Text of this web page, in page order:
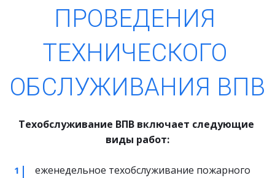
ПРОВЕДЕНИЯ
ТЕХНИЧЕСКОГО
ОБСЛУЖИВАНИЯ ВПВ
Техобслуживание ВПВ включает следующие
виды работ:
еженедельное техобслуживание пожарного